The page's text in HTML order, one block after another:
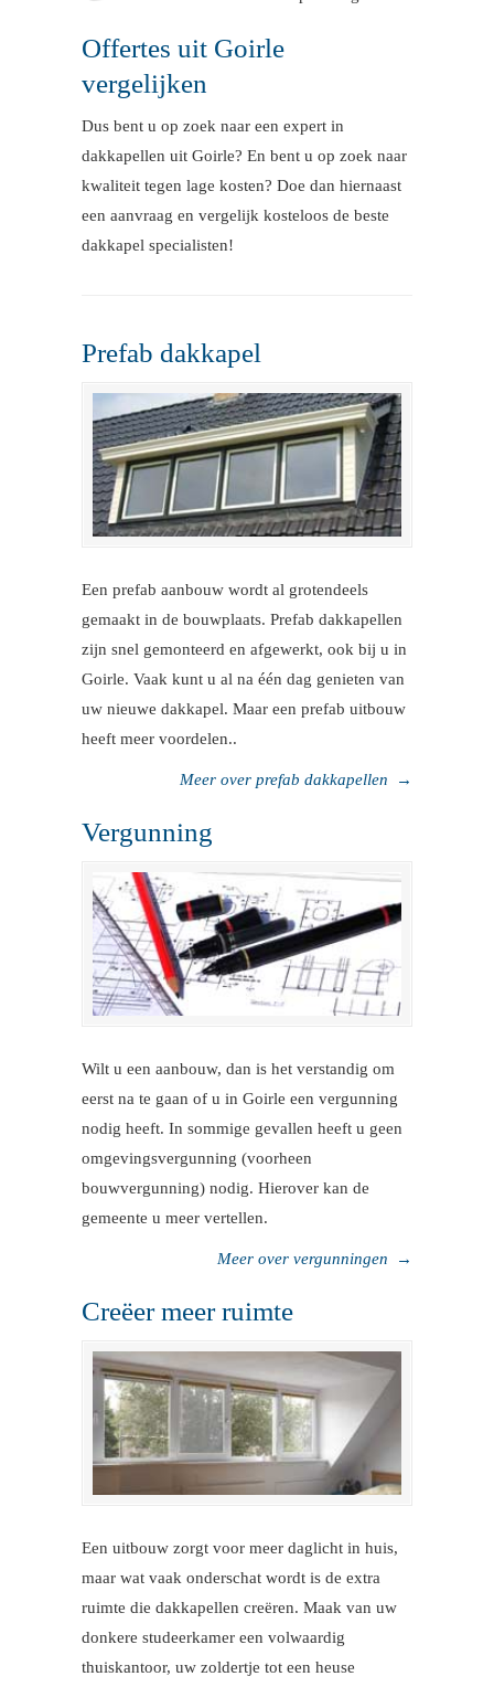
Offertes uit Goirle
vergelijken
Dus bent u op zoek naar een expert in
dakkapellen uit Goirle? En bent u op zoek naar
kwaliteit tegen lage kosten? Doe dan hiernaast
een aanvraag en vergelijk kosteloos de beste
dakkapel specialisten!
Prefab dakkapel
Een prefab aanbouw wordt al grotendeels
gemaakt in de bouwplaats. Prefab dakkapellen
zijn snel gemonteerd en afgewerkt, ook bij u in
Goirle. Vaak kunt u al na één dag genieten van
uw nieuwe dakkapel. Maar een prefab uitbouw
heeft meer voordelen..
Meer over prefab dakkapellen →
Vergunning
Wilt u een aanbouw, dan is het verstandig om
eerst na te gaan of u in Goirle een vergunning
nodig heeft. In sommige gevallen heeft u geen
omgevingsvergunning (voorheen
bouwvergunning) nodig. Hierover kan de
gemeente u meer vertellen.
Meer over vergunningen →
Creëer meer ruimte
Een uitbouw zorgt voor meer daglicht in huis,
maar wat vaak onderschat wordt is de extra
ruimte die dakkapellen creëren. Maak van uw
donkere studeerkamer een volwaardig
thuiskantoor, uw zoldertje tot een heuse